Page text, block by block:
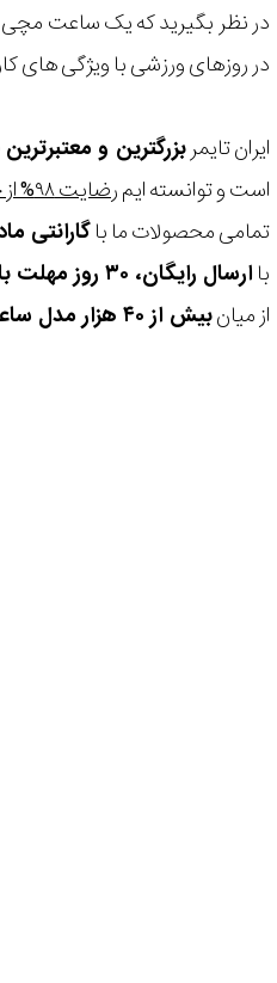
در نظر بگیرید که یک ساعت مچی
در روزهای ورزشی با ویژگی های
ایران تایمربزرگترین و
است و توانسته ایمرضایت ۹۸% از خریداران
تمامی محصولات ما باگارانتی مادام‌العمر
باارسال رایگان، ۳۰ روز مهلت بازگشت، امکان خرید حضوری و انتخاب بین ۳ محصول
از میانبیش از ۴۰ هزار مدل ساعت و اکسسوری اورجینال